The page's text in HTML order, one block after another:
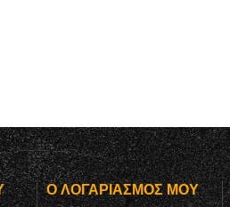
Ο ΛΟΓΑΡΙΑΣΜΌΣ ΜΟΥ